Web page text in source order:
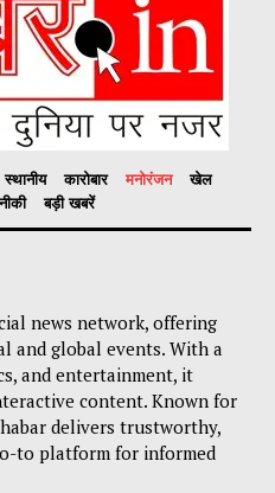
स्थानीय कारोबार मनोरंजन
खेल
बड़ी खबरें
news network, offering
and global events. With a
and entertainment, it
content. Known for
delivers trustworthy,
to platform for informed